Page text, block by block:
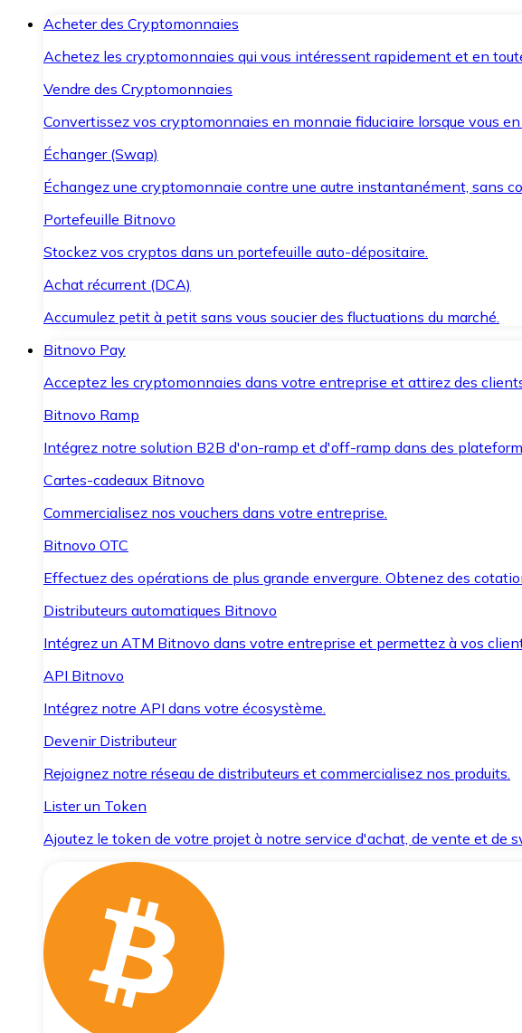
Acheter des Cryptomonnaies
Achetez les cryptomonnaies qui vous intéressent rapidement et en
Vendre des Cryptomonnaies
Convertissez vos cryptomonnaies en monnaie fiduciaire lorsque vous
Échanger (Swap)
Échangez une cryptomonnaie contre une autre instantanément, sans
Portefeuille Bitnovo
Stockez vos cryptos dans un portefeuille auto-dépositaire.
Achat récurrent (DCA)
Accumulez petit à petit sans vous soucier des fluctuations du marché.
Bitnovo Pay
Acceptez les cryptomonnaies dans votre entreprise et attirez des
Bitnovo Ramp
Intégrez notre solution B2B d'on-ramp et d'off-ramp dans des
Cartes-cadeaux Bitnovo
Commercialisez nos vouchers dans votre entreprise.
Bitnovo OTC
Effectuez des opérations de plus grande envergure. Obtenez des
Distributeurs automatiques Bitnovo
Intégrez un ATM Bitnovo dans votre entreprise et permettez à vos
API Bitnovo
Intégrez notre API dans votre écosystème.
Devenir Distributeur
Rejoignez notre réseau de distributeurs et commercialisez nos produits.
Lister un Token
Ajoutez le token de votre projet à notre service d'achat, de vente et de